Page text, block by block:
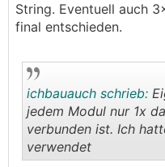
String. Eventuell auch
final entschieden.
.
ichbauauch schrieb:
jedem Modul nur 1x
verbunden ist. Ich
verwendet